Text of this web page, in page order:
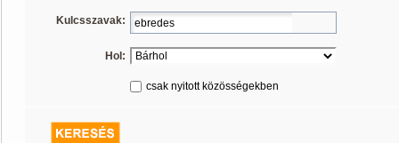
Kulcsszavak:
Hol:
csak nyitott közösségekben